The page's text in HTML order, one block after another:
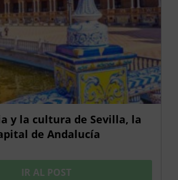
y la cultura de Sevilla, la
de Andalucía
IR AL POST